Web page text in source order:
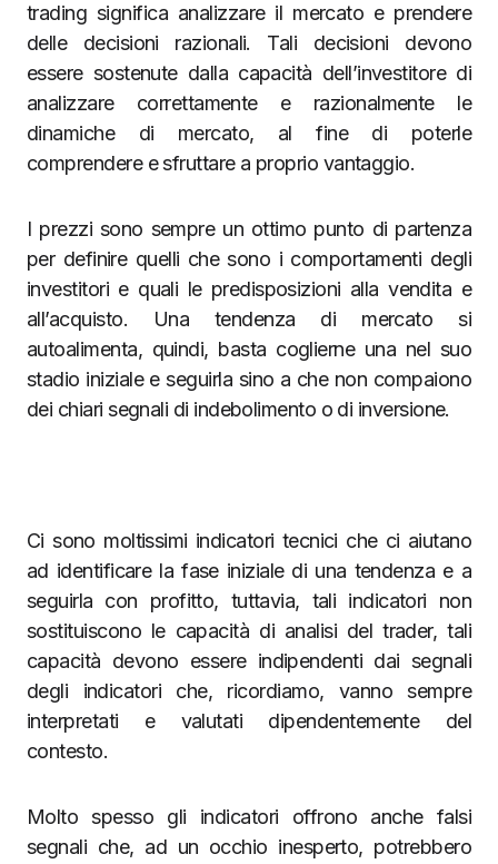
trading significa analizzare il mercato e prendere
delle decisioni razionali. Tali decisioni devono
essere sostenute dalla capacità dell’investitore di
analizzare correttamente e razionalmente le
dinamiche di mercato, al fine di poterle
comprendere e sfruttare a proprio vantaggio.
I prezzi sono sempre un ottimo punto di partenza
per definire quelli che sono i comportamenti degli
investitori e quali le predisposizioni alla vendita e
all’acquisto. Una tendenza di mercato si
autoalimenta, quindi, basta coglierne una nel suo
stadio iniziale e seguirla sino a che non compaiono
dei chiari segnali di indebolimento o di inversione.
Ci sono moltissimi indicatori tecnici che ci aiutano
ad identificare la fase iniziale di una tendenza e a
seguirla con profitto, tuttavia, tali indicatori non
sostituiscono le capacità di analisi del trader, tali
capacità devono essere indipendenti dai segnali
degli indicatori che, ricordiamo, vanno sempre
interpretati e valutati dipendentemente del
contesto.
Molto spesso gli indicatori offrono anche falsi
segnali che, ad un occhio inesperto, potrebbero